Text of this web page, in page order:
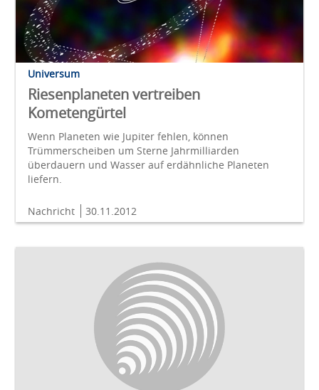
Universum
Riesenplaneten vertreiben
Kometengürtel
Wenn Planeten wie Jupiter fehlen, können
Trümmerscheiben um Sterne Jahrmilliarden
überdauern und Wasser auf erdähnliche Planeten
liefern.
Nachricht 30.11.2012